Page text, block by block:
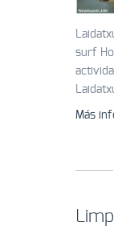
surf
Más